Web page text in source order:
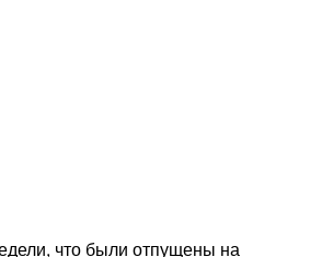
что были отпущены на